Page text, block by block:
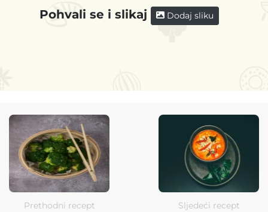
Pohvali se i slikaj Dodaj sliku
Prethodni recept Sljedeći recept